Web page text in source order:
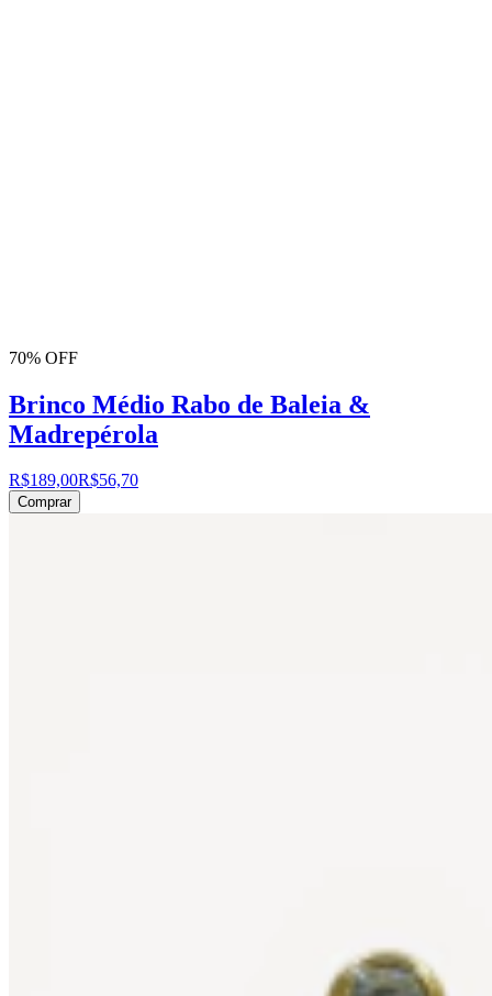
70% OFF
Brinco Médio Rabo de Baleia &
Madrepérola
R$189,00R$56,70
Comprar